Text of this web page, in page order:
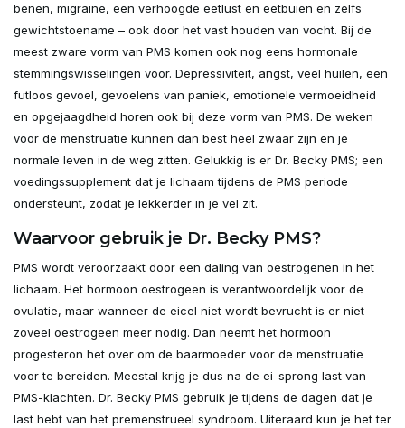
benen, migraine, een verhoogde eetlust en eetbuien en zelfs
gewichtstoename – ook door het vast houden van vocht. Bij de
meest zware vorm van PMS komen ook nog eens hormonale
stemmingswisselingen voor. Depressiviteit, angst, veel huilen, een
futloos gevoel, gevoelens van paniek, emotionele vermoeidheid
en opgejaagdheid horen ook bij deze vorm van PMS. De weken
voor de menstruatie kunnen dan best heel zwaar zijn en je
normale leven in de weg zitten. Gelukkig is er Dr. Becky PMS; een
voedingssupplement dat je lichaam tijdens de PMS periode
ondersteunt, zodat je lekkerder in je vel zit.
Waarvoor gebruik je Dr. Becky PMS?
PMS wordt veroorzaakt door een daling van oestrogenen in het
lichaam. Het hormoon oestrogeen is verantwoordelijk voor de
ovulatie, maar wanneer de eicel niet wordt bevrucht is er niet
zoveel oestrogeen meer nodig. Dan neemt het hormoon
progesteron het over om de baarmoeder voor de menstruatie
voor te bereiden. Meestal krijg je dus na de ei-sprong last van
PMS-klachten. Dr. Becky PMS gebruik je tijdens de dagen dat je
last hebt van het premenstrueel syndroom. Uiteraard kun je het ter